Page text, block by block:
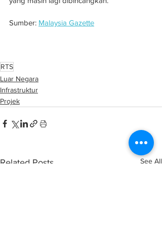
Sumber: Malaysia Gazette
RTS
Luar Negara
Infrastruktur
Projek
Related Posts See All